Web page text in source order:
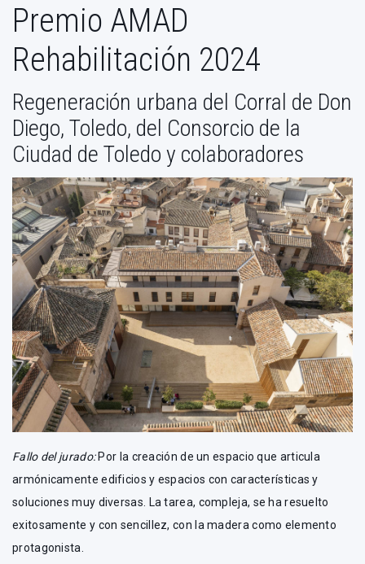
Premio AMAD
Rehabilitación 2024
Regeneración urbana del Corral de Don
Diego, Toledo, del Consorcio de la
Ciudad de Toledo y colaboradores
Fallo del jurado:Por la creación de un espacio que articula
armónicamente edificios y espacios con características y
soluciones muy diversas. La tarea, compleja, se ha resuelto
exitosamente y con sencillez, con la madera como elemento
protagonista.